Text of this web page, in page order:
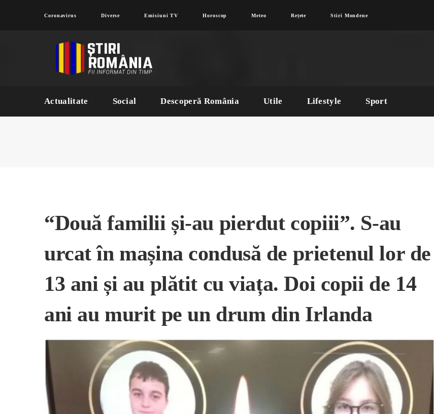
Coronavirus Diverse Emisiuni TV Horoscop Meteo Rețete Stiri Mondene
Actualitate Social Descoperă România Utile Lifestyle Sport
“Două familii și-au pierdut copiii”. S-au
urcat în mașina condusă de prietenul lor de
13 ani și au plătit cu viața. Doi copii de 14
ani au murit pe un drum din Irlanda